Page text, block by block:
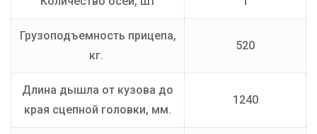
Грузоподъемность прицепа,
кг.
520
Длина дышла от кузова до
края сцепной головки, мм.
1240